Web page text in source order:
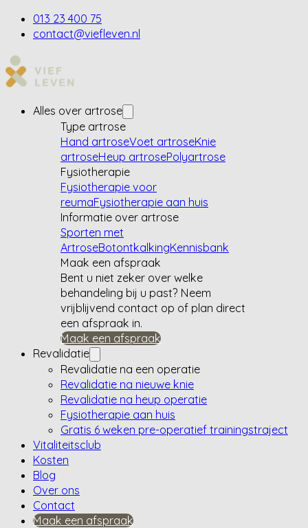
013 23 400 75
contact@viefleven.nl
Alles over artrose
Type artrose
Hand artroseVoet artroseKnie
artroseHeup artrosePolyartrose
Fysiotherapie
Fysiotherapie voor
reumaFysiotherapie aan huis
Informatie over artrose
Sporten met
ArtroseBotontkalkingKennisbank
Maak een afspraak
Bent u niet zeker over welke
behandeling bij u past? Neem
vrijblijvend contact op of plan direct
een afspraak in.
Maak een afspraak
Revalidatie
Revalidatie na een operatie
Revalidatie na nieuwe knie
Revalidatie na heup operatie
Fysiotherapie aan huis
Gratis 6 weken pre-operatief trainingstraject
Vitaliteitsclub
Kosten
Blog
Over ons
Contact
Maak een afspraak